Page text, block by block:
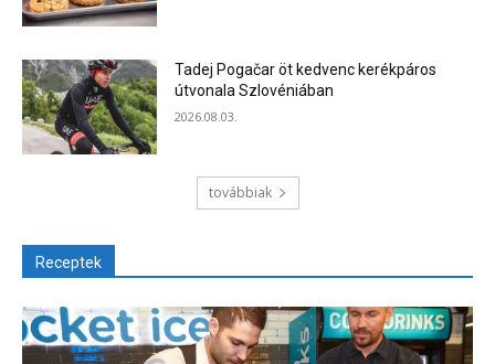
Tadej Pogačar öt kedvenc kerékpáros
útvonala Szlovéniában
2026.08.03.
továbbiak
Receptek